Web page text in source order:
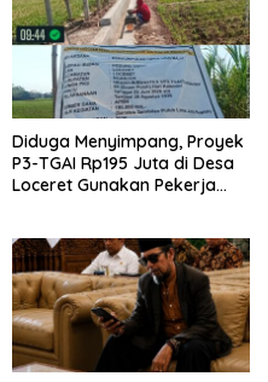
Diduga Menyimpang, Proyek
P3-TGAI Rp195 Juta di Desa
Loceret Gunakan Pekerja